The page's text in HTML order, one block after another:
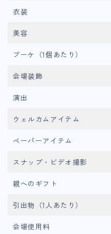
衣装
美容
ブーケ（1個あたり）
会場装飾
演出
ウェルカムアイテム
ペーパーアイテム
スナップ・ビデオ撮影
親へのギフト
引出物（1人あたり）
会場使用料